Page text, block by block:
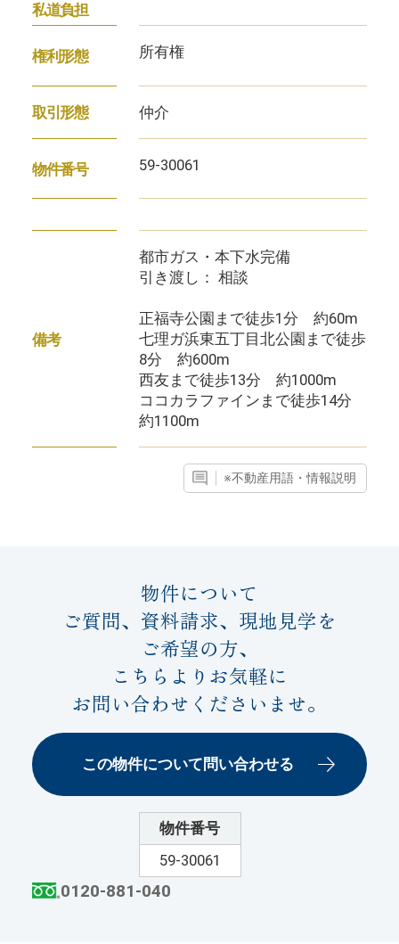
私道負担
権利形態 所有権
取引形態 仲介
物件番号 59-30061
備考
都市ガス・本下水完備
引き渡し： 相談
正福寺公園まで徒歩1分 約60m
七理ガ浜東五丁目北公園まで徒歩
8分 約600m
西友まで徒歩13分 約1000m
ココカラファインまで徒歩14分
約1100m
※不動産用語・情報説明
物件について
ご質問、資料請求、現地見学を
ご希望の方、
こちらよりお気軽に
お問い合わせくださいませ。
この物件について問い合わせる
物件番号
59-30061
0120-881-040